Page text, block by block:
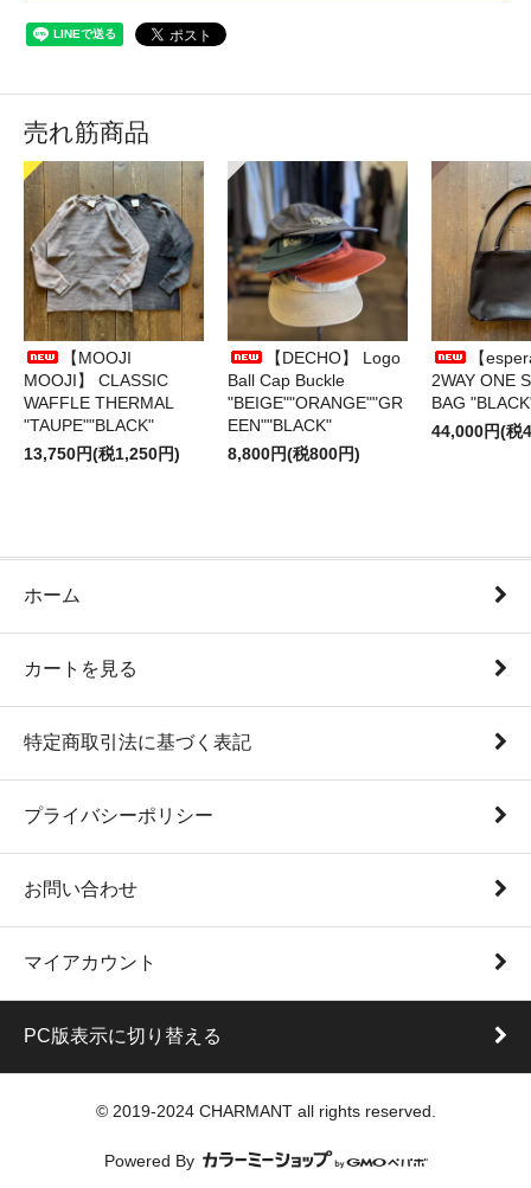
売れ筋商品
【MOOJI
MOOJI】 CLASSIC
WAFFLE THERMAL
"TAUPE""BLACK"
13,750円(税1,250円)
【DECHO】 Logo
Ball Cap Buckle
"BEIGE""ORANGE""GR
EEN""BLACK"
8,800円(税800円)
【
2WAY ONE
BAG
44,000円(税
ホーム
カートを見る
特定商取引法に基づく表記
プライバシーポリシー
お問い合わせ
マイアカウント
PC版表示に切り替える
© 2019-2024 CHARMANT all rights reserved.
Powered By